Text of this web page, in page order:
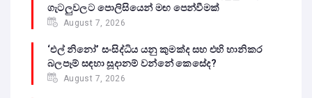
ගැටලුවලට පොලිසියෙන් මඟ පෙන්වීමක්
August 7, 2026
‘එල් නිනෝ’ සංසිද්ධිය යනු කුමක්ද සහ එහි හානිකර
බලපෑම් සඳහා සූදානම් වන්නේ කෙසේද?
August 7, 2026